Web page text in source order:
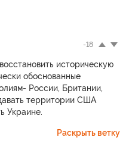
-18
историческую
обоснованные
России, Британии,
территории США
Украине.
Раскрыть ветку